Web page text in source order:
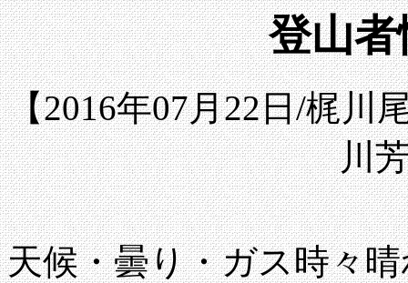
登山者
【2016年07月22日/梶川
川
天候・曇り・ガス時々